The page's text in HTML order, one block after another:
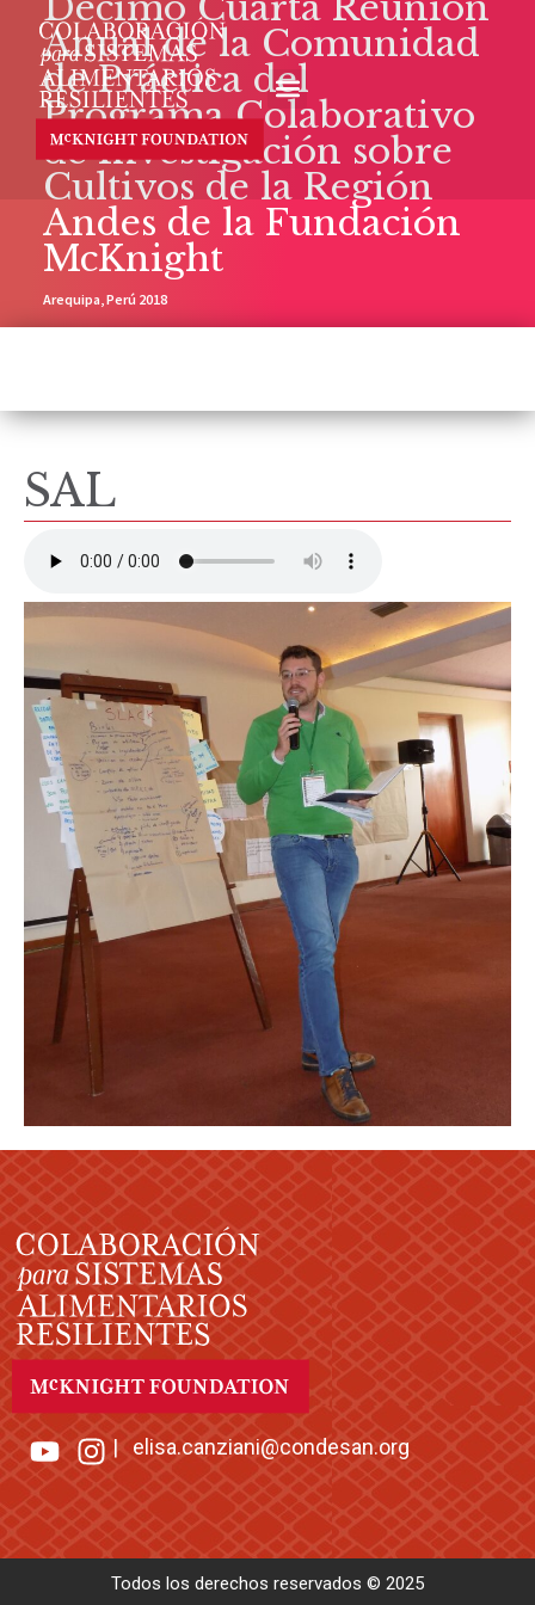
Anual de la Comunidad
de Práctica del
Programa Colaborativo
de Investigación sobre
Cultivos de la Región
Andes de la Fundación
McKnight
Arequipa, Perú 2018
SAL
|elisa.canziani@condesan.org
Todos los derechos reservados © 2025